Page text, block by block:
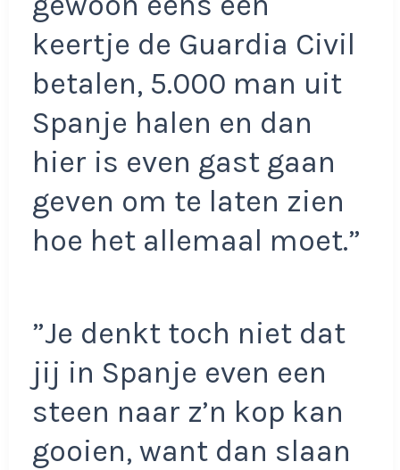
keertje de Guardia Civil
betalen, 5.000 man uit
Spanje halen en dan
hier is even gast gaan
geven om te laten zien
hoe het allemaal moet.”
”Je denkt toch niet dat
jij in Spanje even een
steen naar z’n kop kan
gooien, want dan slaan